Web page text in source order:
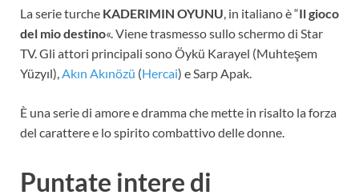
La serie turche KADERIMIN OYUNU, in italiano è “Il gioco
del mio destino«. Viene trasmesso sullo schermo di Star
TV. Gli attori principali sono Öykü Karayel (Muhteşem
Yüzyıl),Akın Akınözü (Hercai) e Sarp Apak.
È una serie di amore e dramma che mette in risalto la forza
del carattere e lo spirito combattivo delle donne.
Puntate intere di